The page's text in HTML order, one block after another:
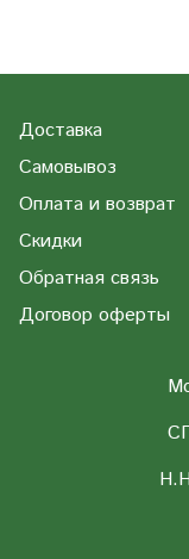
Доставка
Самовывоз
Оплата и возврат
Скидки
Обратная связь
Договор оферты